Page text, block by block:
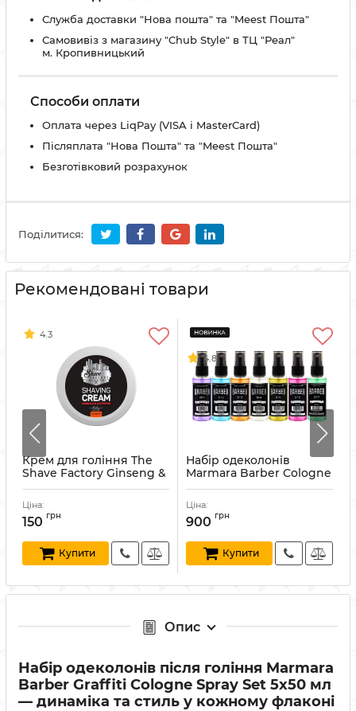
Служба доставки "Нова пошта" та "Meest Пошта"
Самовивіз з магазину "Chub Style" в ТЦ "Реал"
м. Кропивницький
Способи оплати
Оплата через LiqPay (VISA і MasterCard)
Післяплата "Нова Пошта" та "Meest Пошта"
Безготівковий розрахунок
Поділитися:
Рекомендовані товари
4.3
Крем для гоління The
Shave Factory Ginseng &
Black Pepper 125 мл
Артикул:
Ціна:
150 грн
Купити
4.8
Набір одеколонів
Marmara Barber Cologne
Spray Set 7x50 мл
Артикул:
Ціна:
900 грн
Купити
Опис
Набір одеколонів після гоління Marmara
Barber Graffiti Cologne Spray Set 5x50 мл
— динаміка та стиль у кожному флаконі